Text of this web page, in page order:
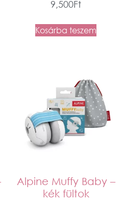
9,500Ft
Kosárba teszem
Alpine Muffy Baby –
kék fültok